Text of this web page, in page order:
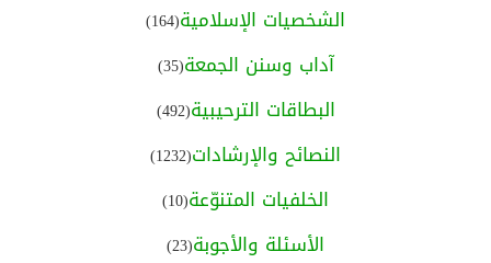
الشخصيات الإسلامية(164)
آداب وسنن الجمعة(35)
البطاقات الترحيبية(492)
النصائح والإرشادات(1232)
الخلفيات المتنوّعة(10)
الأسئلة والأجوبة(23)